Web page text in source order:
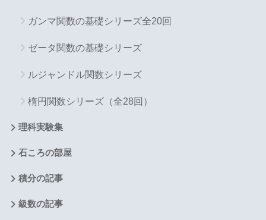
ガンマ関数の基礎シリーズ全20回
ゼータ関数の基礎シリーズ
ルジャンドル関数シリーズ
楕円関数シリーズ（全28回）
理科実験集
石ころの部屋
積分の記事
級数の記事